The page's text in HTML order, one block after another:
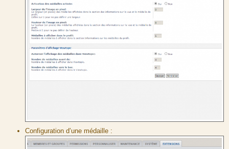
Configuration d’une médaille :